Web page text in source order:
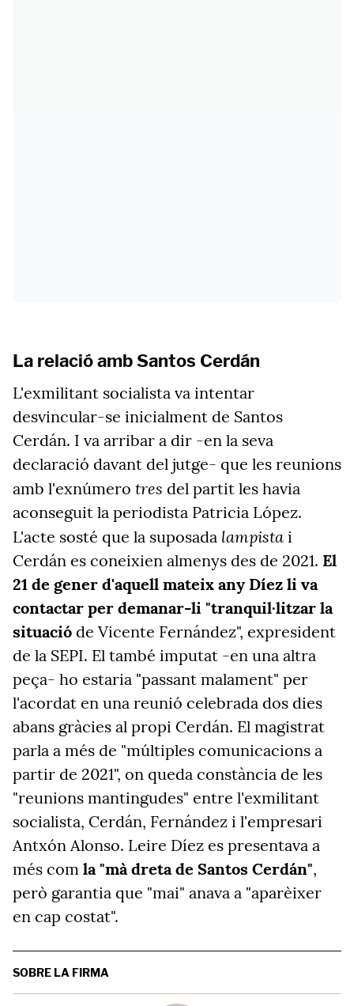
La relació amb Santos Cerdán
L'exmilitant socialista va intentar
desvincular-se inicialment de Santos
Cerdán. I va arribar a dir -en la seva
declaració davant del jutge- que les reunions
amb l'exnúmero tres del partit les havia
aconseguit la periodista Patricia López.
L'acte sosté que la suposada lampista i
Cerdán es coneixien almenys des de 2021. El
21 de gener d'aquell mateix any Díez li va
contactar per demanar-li "tranquil·litzar la
situació de Vicente Fernández", expresident
de la SEPI. El també imputat -en una altra
peça- ho estaria "passant malament" per
l'acordat en una reunió celebrada dos dies
abans gràcies al propi Cerdán. El magistrat
parla a més de "múltiples comunicacions a
partir de 2021", on queda constància de les
"reunions mantingudes" entre l'exmilitant
socialista, Cerdán, Fernández i l'empresari
Antxón Alonso. Leire Díez es presentava a
més com la "mà dreta de Santos Cerdán",
però garantia que "mai" anava a "aparèixer
en cap costat".
SOBRE LA FIRMA